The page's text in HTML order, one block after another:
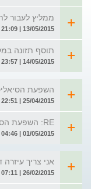
ממליץ לעבור
13/05/2015 | 21:09 | מאת: יואב בונד
תוסף תזונה
14/05/2015 | 23:57 | מאת: יואב בונד
השפעת
25/04/2015 | 22:51 | מאת: רועי
RE: השפעת הסיאליס יומי
01/05/2015 | 04:46 | מאת: מתמצא
אני צריך עיזרה
26/02/2015 | 07:11 | מאת: האא